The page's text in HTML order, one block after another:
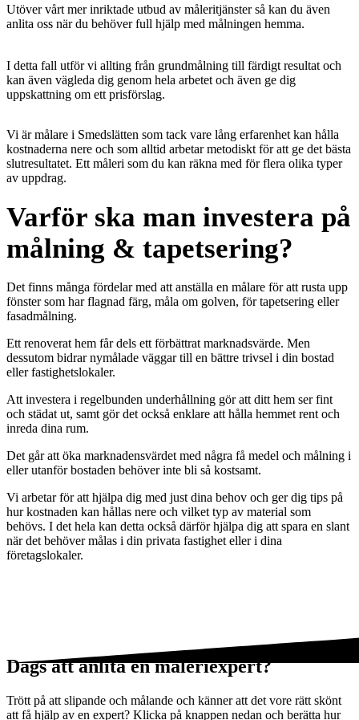
Utöver vårt mer inriktade utbud av måleritjänster så kan du även
anlita oss när du behöver full hjälp med målningen hemma.
I detta fall utför vi allting från grundmålning till färdigt resultat och
kan även vägleda dig genom hela arbetet och även ge dig
uppskattning om ett prisförslag.
Vi är målare i Smedslätten som tack vare lång erfarenhet kan hålla
kostnaderna nere och som alltid arbetar metodiskt för att ge det bästa
slutresultatet. Ett måleri som du kan räkna med för flera olika typer
av uppdrag.
Varför ska man investera på
målning & tapetsering?
Det finns många fördelar med att anställa en målare för att rusta upp
fönster som har flagnad färg, måla om golven, för tapetsering eller
fasadmålning.
Ett renoverat hem får dels ett förbättrat marknadsvärde. Men
dessutom bidrar nymålade väggar till en bättre trivsel i din bostad
eller fastighetslokaler.
Att investera i regelbunden underhållning gör att ditt hem ser fint
och städat ut, samt gör det också enklare att hålla hemmet rent och
inreda dina rum.
Det går att öka marknadensvärdet med några få medel och målning i
eller utanför bostaden behöver inte bli så kostsamt.
Vi arbetar för att hjälpa dig med just dina behov och ger dig tips på
hur kostnaden kan hållas nere och vilket typ av material som
behövs. I det hela kan detta också därför hjälpa dig att spara en slant
när det behöver målas i din privata fastighet eller i dina
företagslokaler.
Dags att anlita en måleriexpert?
Trött på att slipande och målande och känner att det vore rätt skönt
att få hjälp av en expert? Klicka på knappen nedan och berätta hur